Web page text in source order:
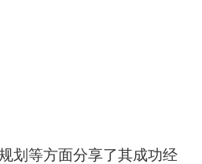
划等方面分享了其成功经